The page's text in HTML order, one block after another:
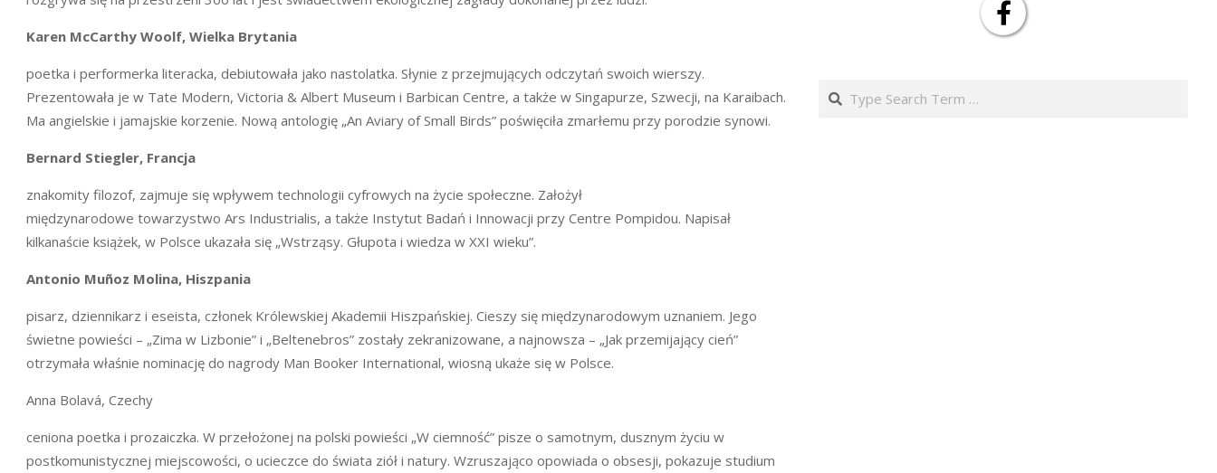
Karen McCarthy Woolf, Wielka Brytania
poetka i performerka literacka, debiutowała jako nastolatka. Słynie z przejmujących odczytań swoich wierszy.
Prezentowała je w Tate Modern, Victoria & Albert Museum i Barbican Centre, a także w Singapurze, Szwecji, na Karaibach.
Ma angielskie i jamajskie korzenie. Nową antologię „An Aviary of Small Birds” poświęciła zmarłemu przy porodzie synowi.
Bernard Stiegler, Francja
znakomity filozof, zajmuje się wpływem technologii cyfrowych na życie społeczne. Założył
międzynarodowe towarzystwo Ars Industrialis, a także Instytut Badań i Innowacji przy Centre Pompidou. Napisał
kilkanaście książek, w Polsce ukazała się „Wstrząsy. Głupota i wiedza w XXI wieku”.
Antonio Muñoz Molina, Hiszpania
pisarz, dziennikarz i eseista, członek Królewskiej Akademii Hiszpańskiej. Cieszy się międzynarodowym uznaniem. Jego
świetne powieści – „Zima w Lizbonie” i „Beltenebros” zostały zekranizowane, a najnowsza – „Jak przemijający cień”
otrzymała właśnie nominację do nagrody Man Booker International, wiosną ukaże się w Polsce.
Anna Bolavá, Czechy
ceniona poetka i prozaiczka. W przełożonej na polski powieści „W ciemność” pisze o samotnym, dusznym życiu w
postkomunistycznej miejscowości, o ucieczce do świata ziół i natury. Wzruszająco opowiada o obsesji, pokazuje studium
Search